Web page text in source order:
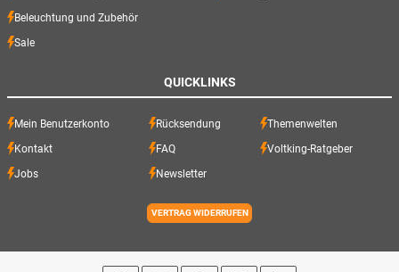
Beleuchtung und Zubehör
Sale
QUICKLINKS
Mein Benutzerkonto Rücksendung Themenwelten
Kontakt FAQ Voltking-Ratgeber
Jobs Newsletter
VERTRAG WIDERRUFEN